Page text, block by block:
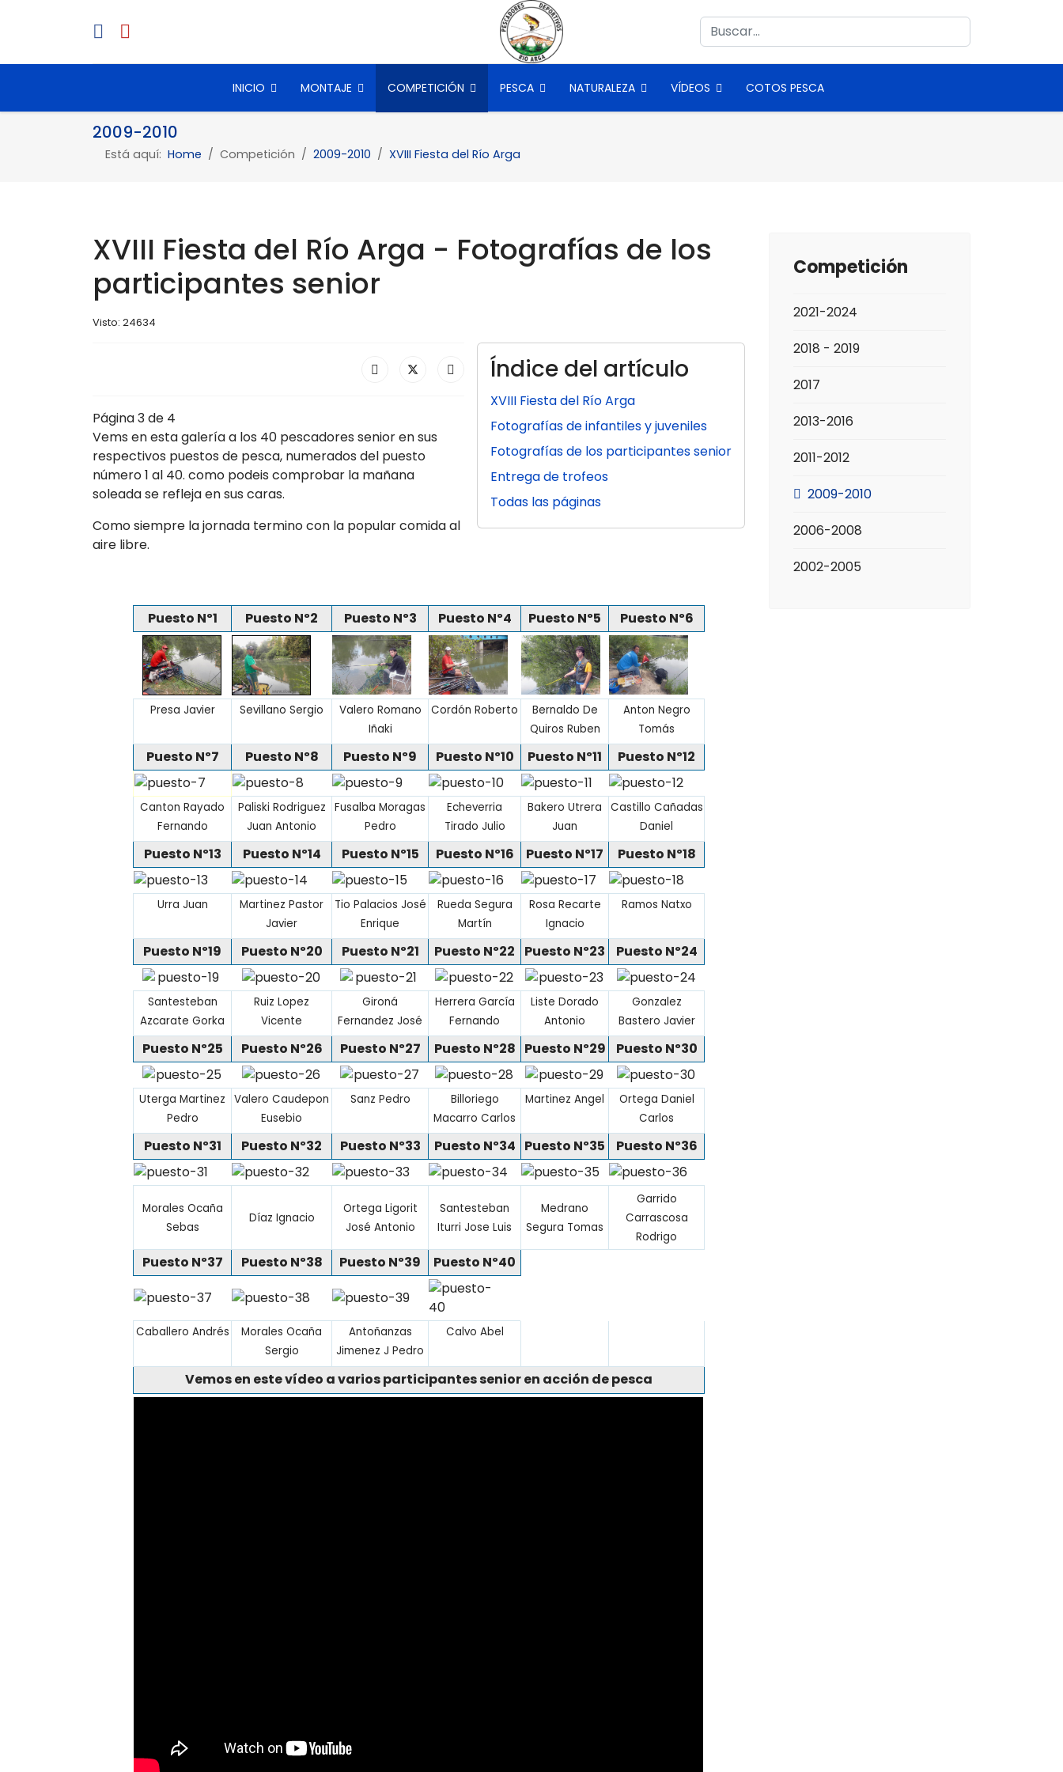
Buscar
INICIO MONTAJE COMPETICIÓN PESCA NATURALEZA VÍDEOS COTOS PESCA
2009-2010
Está aquí: Home Competición 2009-2010 XVIII Fiesta del Río Arga
XVIII Fiesta del Río Arga - Fotografías de los
participantes senior
Visto: 24634
Índice del artículo
XVIII Fiesta del Río Arga
Fotografías de infantiles y juveniles
Fotografías de los participantes senior
Entrega de trofeos
Todas las páginas
Página 3 de 4
Vems en esta galería a los 40 pescadores senior en sus
respectivos puestos de pesca, numerados del puesto
número 1 al 40. como podeis comprobar la mañana
soleada se refleja en sus caras.
Como siempre la jornada termino con la popular comida al
aire libre.
Puesto Nº1 Puesto Nº2 Puesto Nº3 Puesto Nº4 Puesto Nº5 Puesto Nº6
Presa Javier Sevillano Sergio
Valero Romano
Iñaki
Cordón Roberto
Bernaldo De
Quiros Ruben
Anton Negro
Tomás
Puesto Nº7 Puesto Nº8 Puesto Nº9 Puesto Nº10 Puesto Nº11 Puesto Nº12
Canton Rayado
Fernando
Paliski Rodriguez
Juan Antonio
Fusalba Moragas
Pedro
Echeverria
Tirado Julio
Bakero Utrera
Juan
Castillo Cañadas
Daniel
Puesto Nº13 Puesto Nº14 Puesto Nº15 Puesto Nº16 Puesto Nº17 Puesto Nº18
Urra Juan
Martinez Pastor
Javier
Tio Palacios José
Enrique
Rueda Segura
Martín
Rosa Recarte
Ignacio
Ramos Natxo
Puesto Nº19 Puesto Nº20 Puesto Nº21 Puesto Nº22 Puesto Nº23 Puesto Nº24
Santesteban
Azcarate Gorka
Ruiz Lopez
Vicente
Gironá
Fernandez José
Herrera García
Fernando
Liste Dorado
Antonio
Gonzalez
Bastero Javier
Puesto Nº25 Puesto Nº26 Puesto Nº27 Puesto Nº28 Puesto Nº29 Puesto Nº30
Uterga Martinez
Pedro
Valero Caudepon
Eusebio
Sanz Pedro
Billoriego
Macarro Carlos
Martinez Angel
Ortega Daniel
Carlos
Puesto Nº31 Puesto Nº32 Puesto Nº33 Puesto Nº34 Puesto Nº35 Puesto Nº36
Morales Ocaña
Sebas
Díaz Ignacio
Ortega Ligorit
José Antonio
Santesteban
Iturri Jose Luis
Medrano
Segura Tomas
Garrido
Carrascosa
Rodrigo
Puesto Nº37 Puesto Nº38 Puesto Nº39 Puesto Nº40
Caballero Andrés
Morales Ocaña
Sergio
Antoñanzas
Jimenez J Pedro
Calvo Abel
Vemos en este vídeo a varios participantes senior en acción de pesca
Competición
2021-2024
2018 - 2019
2017
2013-2016
2011-2012
2009-2010
2006-2008
2002-2005